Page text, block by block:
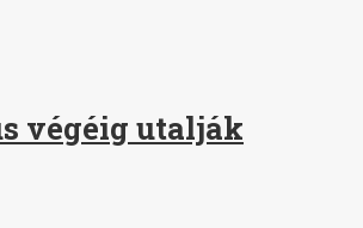
végéig utalják